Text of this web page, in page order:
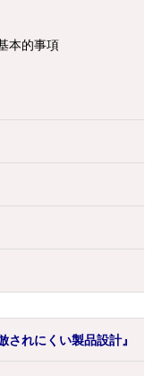
本的事項
されにくい製品設計』